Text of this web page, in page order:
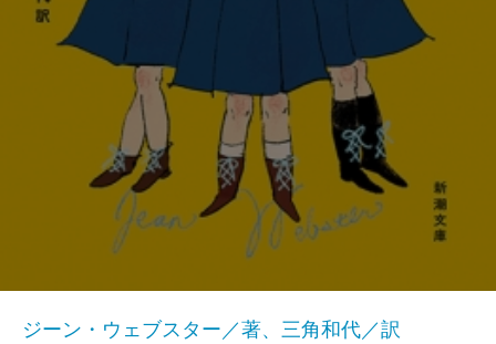
ジーン・ウェブスター／著、三角和代／訳